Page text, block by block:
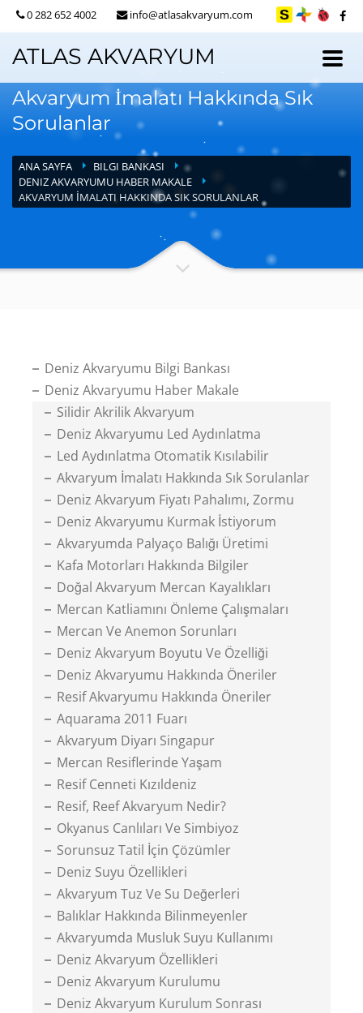
0 282 652 4002 info@atlasakvaryum.com
ATLAS AKVARYUM
Akvaryum İmalatı Hakkında Sık
Sorulanlar
ANA SAYFA
BILGI BANKASI
DENIZ AKVARYUMU HABER MAKALE
AKVARYUM İMALATI HAKKINDA SIK SORULANLAR
Deniz Akvaryumu Bilgi Bankası
Deniz Akvaryumu Haber Makale
Silidir Akrilik Akvaryum
Deniz Akvaryumu Led Aydınlatma
Led Aydınlatma Otomatik Kısılabilir
Akvaryum İmalatı Hakkında Sık Sorulanlar
Deniz Akvaryum Fiyatı Pahalımı, Zormu
Deniz Akvaryumu Kurmak İstiyorum
Akvaryumda Palyaço Balığı Üretimi
Kafa Motorları Hakkında Bilgiler
Doğal Akvaryum Mercan Kayalıkları
Mercan Katliamını Önleme Çalışmaları
Mercan Ve Anemon Sorunları
Deniz Akvaryum Boyutu Ve Özelliği
Deniz Akvaryumu Hakkında Öneriler
Resif Akvaryumu Hakkında Öneriler
Aquarama 2011 Fuarı
Akvaryum Diyarı Singapur
Mercan Resiflerinde Yaşam
Resif Cenneti Kızıldeniz
Resif, Reef Akvaryum Nedir?
Okyanus Canlıları Ve Simbiyoz
Sorunsuz Tatil İçin Çözümler
Deniz Suyu Özellikleri
Akvaryum Tuz Ve Su Değerleri
Balıklar Hakkında Bilinmeyenler
Akvaryumda Musluk Suyu Kullanımı
Deniz Akvaryum Özellikleri
Deniz Akvaryum Kurulumu
Deniz Akvaryum Kurulum Sonrası